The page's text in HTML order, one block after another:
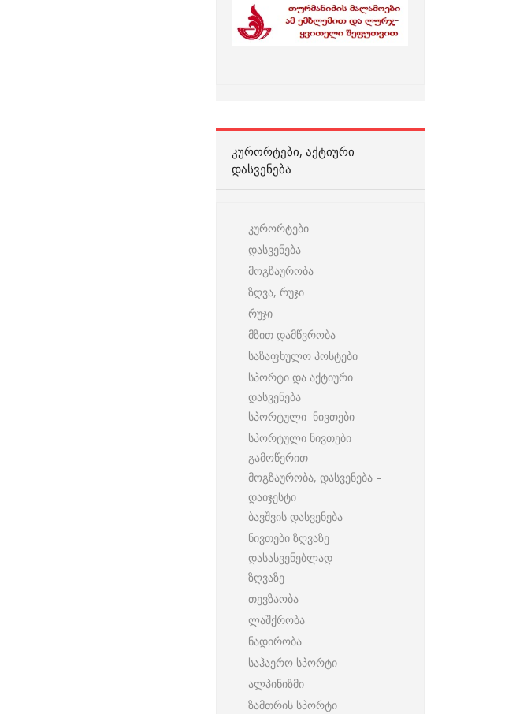
ᲙᲣᲠᲝᲠᲢᲔᲑᲘ, ᲐᲥᲢᲘᲣᲠᲘ
ᲓᲐᲡᲕᲔᲜᲔᲑᲐ
კურორტები
დასვენება
მოგზაურობა
ზღვა, რუჯი
რუჯი
მზით დამწვრობა
საზაფხულო პოსტები
სპორტი და აქტიური
დასვენება
სპორტული ნივთები
სპორტული ნივთები
გამოწერით
მოგზაურობა, დასვენება –
დაიჯესტი
ბავშვის დასვენება
ნივთები ზღვაზე
დასასვენებლად
ზღვაზე
თევზაობა
ლაშქრობა
ნადირობა
საჰაერო სპორტი
ალპინიზმი
ზამთრის სპორტი